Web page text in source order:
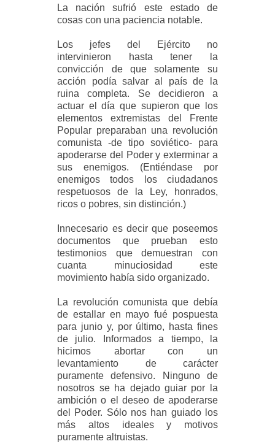
La nación sufrió este estado de
cosas con una paciencia notable.
Los jefes del Ejército no
intervinieron hasta tener la
convicción de que solamente su
acción podía salvar al país de la
ruina completa. Se decidieron a
actuar el día que supieron que los
elementos extremistas del Frente
Popular preparaban una revolución
comunista -de tipo soviético- para
apoderarse del Poder y exterminar a
sus enemigos. (Entiéndase por
enemigos todos los ciudadanos
respetuosos de la Ley, honrados,
ricos o pobres, sin distinción.)
Innecesario es decir que poseemos
documentos que prueban esto
testimonios que demuestran con
cuanta minuciosidad este
movimiento había sido organizado.
La revolución comunista que debía
de estallar en mayo fué pospuesta
para junio y, por último, hasta fines
de julio. Informados a tiempo, la
hicimos abortar con un
levantamiento de carácter
puramente defensivo. Ninguno de
nosotros se ha dejado guiar por la
ambición o el deseo de apoderarse
del Poder. Sólo nos han guiado los
más altos ideales y motivos
puramente altruistas.